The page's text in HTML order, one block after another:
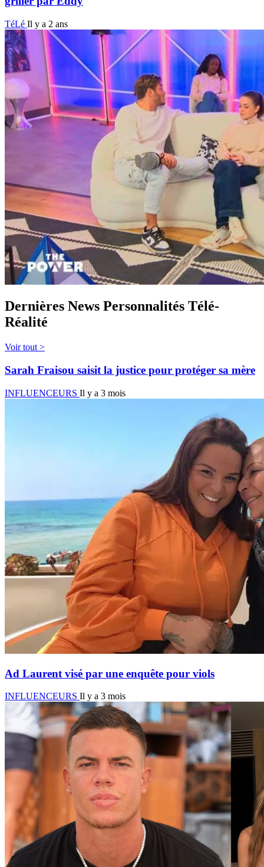
TéLé Il y a 2 ans
Dernières News Personnalités Télé-
Réalité
Voir tout >
Sarah Fraisou saisit la justice pour protéger sa mère
INFLUENCEURS Il y a 3 mois
Ad Laurent visé par une enquête pour viols
INFLUENCEURS Il y a 3 mois